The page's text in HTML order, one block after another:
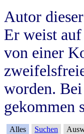
Autor
Er weist
von einer
worden.
gekommen
Alles Suchen